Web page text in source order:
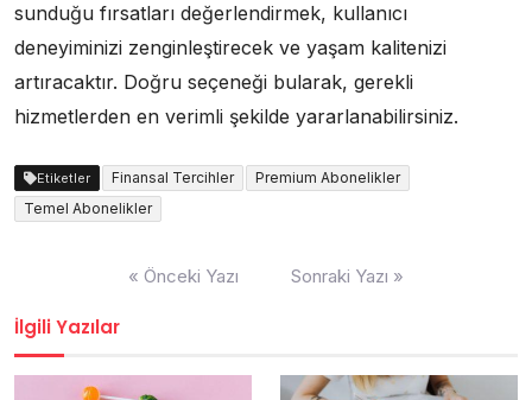
sunduğu fırsatları değerlendirmek, kullanıcı
deneyiminizi zenginleştirecek ve yaşam kalitenizi
artıracaktır. Doğru seçeneği bularak, gerekli
hizmetlerden en verimli şekilde yararlanabilirsiniz.
Etiketler Finansal Tercihler
Premium Abonelikler
Temel Abonelikler
« Önceki Yazı Sonraki Yazı »
İlgili Yazılar